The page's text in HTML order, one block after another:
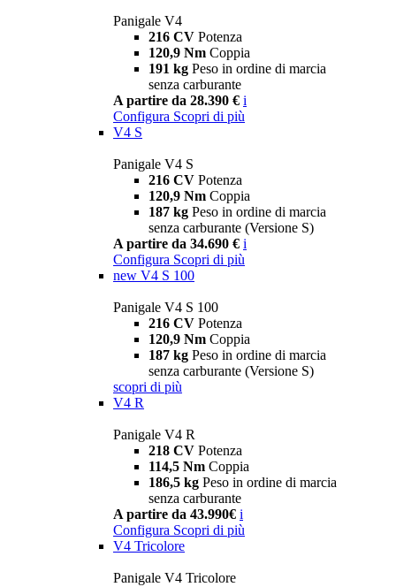
Panigale V4
216 CV Potenza
120,9 Nm Coppia
191 kg Peso in ordine di marcia
senza carburante
A partire da 28.390 € i
Configura Scopri di più
V4 S
Panigale V4 S
216 CV Potenza
120,9 Nm Coppia
187 kg Peso in ordine di marcia
senza carburante (Versione S)
A partire da 34.690 € i
Configura Scopri di più
new V4 S 100
Panigale V4 S 100
216 CV Potenza
120,9 Nm Coppia
187 kg Peso in ordine di marcia
senza carburante (Versione S)
scopri di più
V4 R
Panigale V4 R
218 CV Potenza
114,5 Nm Coppia
186,5 kg Peso in ordine di marcia
senza carburante
A partire da 43.990€ i
Configura Scopri di più
V4 Tricolore
Panigale V4 Tricolore